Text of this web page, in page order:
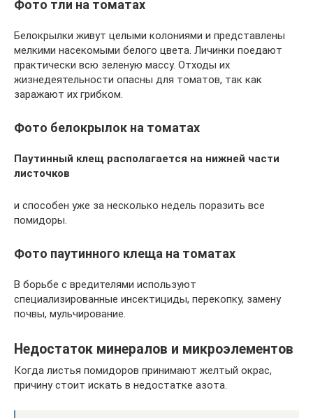
Фото тли на томатах
Белокрылки живут целыми колониями и представлены
мелкими насекомыми белого цвета. Личинки поедают
практически всю зеленую массу. Отходы их
жизнедеятельности опасны для томатов, так как
заражают их грибком.
Фото белокрылок на томатах
Паутинный клещ располагается на нижней части
листочков
и способен уже за несколько недель поразить все
помидоры.
Фото паутинного клеща на томатах
В борьбе с вредителями используют
специализированные инсектициды, перекопку, замену
почвы, мульчирование.
Недостаток минералов и микроэлементов
Когда листья помидоров принимают желтый окрас,
причину стоит искать в недостатке азота.